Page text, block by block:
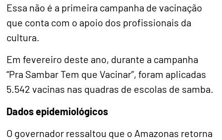
Essa não é a primeira campanha de vacinação
que conta com o apoio dos profissionais da
cultura.
Em fevereiro deste ano, durante a campanha
“Pra Sambar Tem que Vacinar”, foram aplicadas
5.542 vacinas nas quadras de escolas de samba.
Dados epidemiológicos
O governador ressaltou que o Amazonas retorna